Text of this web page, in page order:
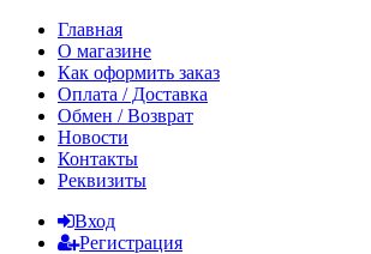
Главная
О магазине
Как оформить заказ
Оплата / Доставка
Обмен / Возврат
Новости
Контакты
Реквизиты
Вход
Регистрация